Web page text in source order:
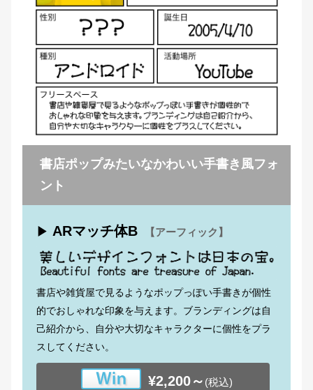
書店ポップみたいなかわいい手書き風フォ
ント
▶ ARマッチ体B 【アーフィック】
書店や雑貨屋で見るようなポップっぽい手書きが個性
的でおしゃれな印象を与えます。ブランディングは自
己紹介から、自分や大切なキャラクターに個性をプラ
スしてください。
¥2,200～ (税込)